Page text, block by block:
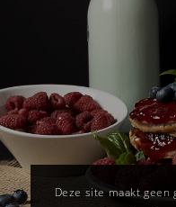
Deze site maakt